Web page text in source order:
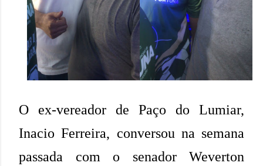
O ex-vereador de Paço do Lumiar,
Inacio Ferreira, conversou na semana
passada com o senador Weverton